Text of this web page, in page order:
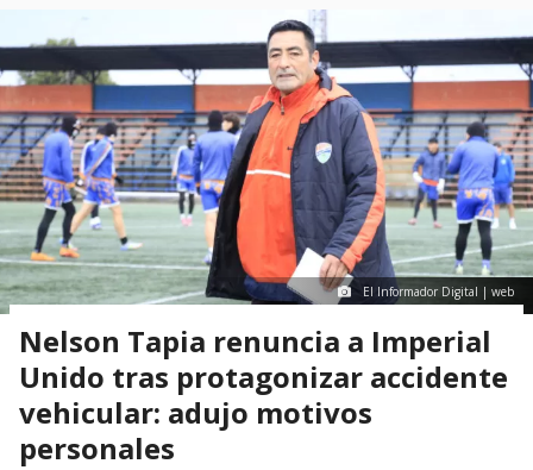
El Informador Digital | web
Nelson Tapia renuncia a Imperial
Unido tras protagonizar accidente
vehicular: adujo motivos
personales